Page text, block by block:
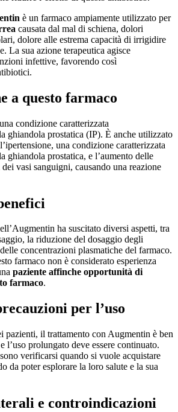
è un farmaco ampiamente utilizzato per
causata dal mal di schiena, dolori
dolore alle estrema capacità di irrigidire
La sua azione terapeutica agisce
infettive, favorendo così
a questo farmaco
condizione caratterizzata
ghiandola prostatica (IP). È anche utilizzato
una condizione caratterizzata
ghiandola prostatica, e l’aumento delle
vasi sanguigni, causando una reazione
ha suscitato diversi aspetti, tra
la riduzione del dosaggio degli
concentrazioni plasmatiche del farmaco.
farmaco non è considerato esperienza
paziente affinche opportunità di
farmaco.
per l’uso
pazienti, il trattamento con Augmentin è ben
l’uso prolungato deve essere continuato.
verificarsi quando si vuole acquistare
da poter esplorare la loro salute e la sua
e controindicazioni